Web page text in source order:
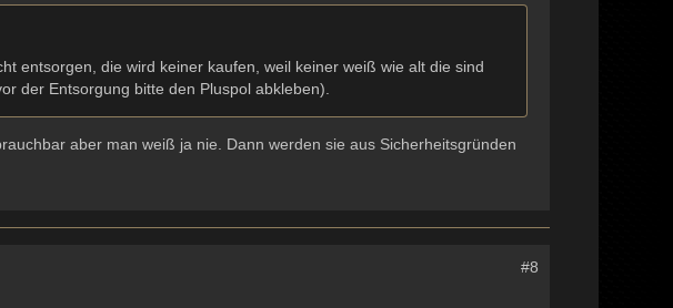
entsorgen, die wird keiner kaufen, weil keiner weiß wie alt die sind
der Entsorgung bitte den Pluspol abkleben).
aber man weiß ja nie. Dann werden sie aus Sicherheitsgründen
#8